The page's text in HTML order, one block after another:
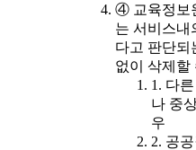
④ 교육정보
는 서비스내
다고 판단되
없이 삭제할
1. 다
나 중
우
2. 공